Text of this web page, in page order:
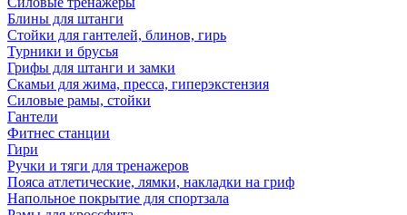
Блины для штанги
Стойки для гантелей, блинов, гирь
Турники и брусья
Грифы для штанги и замки
Скамьи для жима, пресса, гиперэкстензия
Силовые рамы, стойки
Гантели
Фитнес станции
Гири
Ручки и тяги для тренажеров
Пояса атлетические, лямки, накладки на гриф
Напольное покрытие для спортзала